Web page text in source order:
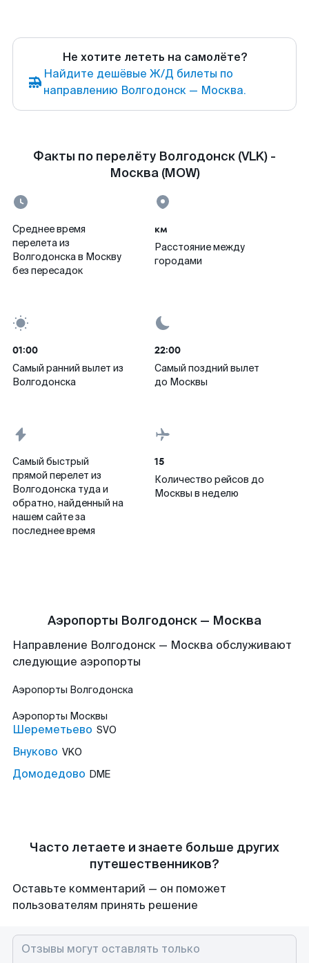
Не хотите лететь на самолёте?
Найдите дешёвые Ж/Д билеты по
направлению Волгодонск — Москва.
Факты по перелёту Волгодонск (VLK) -
Москва (MOW)
Среднее время
перелета из
Волгодонска в Москву
без пересадок
км
Расстояние между
городами
01:00
Самый ранний вылет из
Волгодонска
22:00
Самый поздний вылет
до Москвы
Самый быстрый
прямой перелет из
Волгодонска туда и
обратно, найденный на
нашем сайте за
последнее время
15
Количество рейсов до
Москвы в неделю
Аэропорты Волгодонск — Москва
Направление Волгодонск — Москва обслуживают
следующие аэропорты
Аэропорты Волгодонска
Аэропорты Москвы
Шереметьево SVO
Внуково VKO
Домодедово DME
Часто летаете и знаете больше других
путешественников?
Оставьте комментарий — он поможет
пользователям принять решение